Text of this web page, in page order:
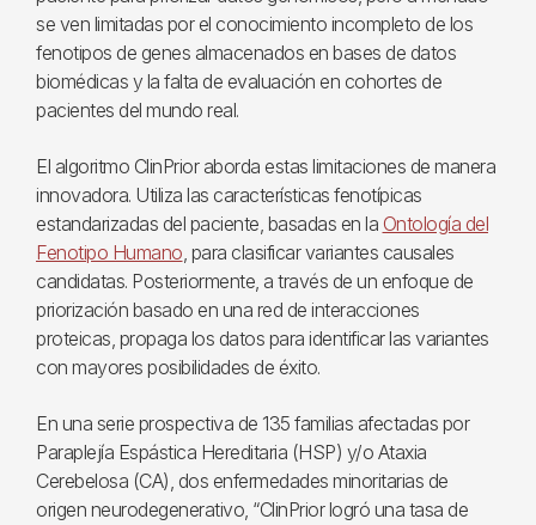
se ven limitadas por el conocimiento incompleto de los
fenotipos de genes almacenados en bases de datos
biomédicas y la falta de evaluación en cohortes de
pacientes del mundo real.
El algoritmo ClinPrior aborda estas limitaciones de manera
innovadora. Utiliza las características fenotípicas
estandarizadas del paciente, basadas en la Ontología del
Fenotipo Humano, para clasificar variantes causales
candidatas. Posteriormente, a través de un enfoque de
priorización basado en una red de interacciones
proteicas, propaga los datos para identificar las variantes
con mayores posibilidades de éxito.
En una serie prospectiva de 135 familias afectadas por
Paraplejía Espástica Hereditaria (HSP) y/o Ataxia
Cerebelosa (CA), dos enfermedades minoritarias de
origen neurodegenerativo, “ClinPrior logró una tasa de